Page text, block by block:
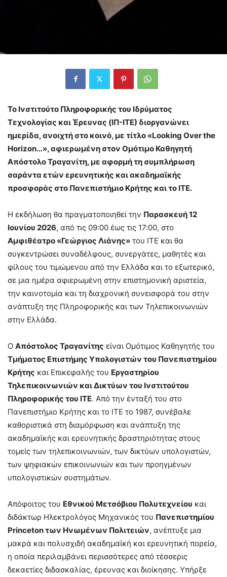
Το Ινστιτούτο Πληροφορικής του Ιδρύματος
Τεχνολογίας και Έρευνας (ΙΠ-ΙΤΕ) διοργανώνει
ημερίδα, ανοιχτή στο κοινό, με τίτλο «Looking Over the
Horizon…», αφιερωμένη στον Ομότιμο Καθηγητή
Απόστολο Τραγανίτη, με αφορμή τη συμπλήρωση
σαράντα ετών ερευνητικής και ακαδημαϊκής
προσφοράς στο Πανεπιστήμιο Κρήτης και το ΙΤΕ.
Η εκδήλωση θα πραγματοποιηθεί την Παρασκευή 12
Ιουνίου 2026, από τις 09:00 έως τις 17:00, στο
Αμφιθέατρο «Γεώργιος Λιάνης» του ΙΤΕ και θα
συγκεντρώσει συναδέλφους, συνεργάτες, μαθητές και
φίλους του τιμώμενου από την Ελλάδα και το εξωτερικό,
σε μια ημέρα αφιερωμένη στην επιστημονική αριστεία,
την καινοτομία και τη διαχρονική συνεισφορά του στην
ανάπτυξη της Πληροφορικής και των Τηλεπικοινωνιών
στην Ελλάδα.
Ο Απόστολος Τραγανίτης είναι Ομότιμος Καθηγητής του
Τμήματος Επιστήμης Υπολογιστών του Πανεπιστημίου
Κρήτης και Επικεφαλής του Εργαστηρίου
Τηλεπικοινωνιών και Δικτύων του Ινστιτούτου
Πληροφορικής του ΙΤΕ. Από την ένταξή του στο
Πανεπιστήμιο Κρήτης και το ΙΤΕ το 1987, συνέβαλε
καθοριστικά στη διαμόρφωση και ανάπτυξη της
ακαδημαϊκής και ερευνητικής δραστηριότητας στους
τομείς των τηλεπικοινωνιών, των δικτύων υπολογιστών,
των ψηφιακών επικοινωνιών και των προηγμένων
υπολογιστικών συστημάτων.
Απόφοιτος του Εθνικού Μετσόβιου Πολυτεχνείου και
διδάκτωρ Ηλεκτρολόγος Μηχανικός του Πανεπιστημίου
Princeton των Ηνωμένων Πολιτειών, ανέπτυξε μια
μακρά και πολυσχιδή ακαδημαϊκή και ερευνητική πορεία,
η οποία περιλαμβάνει περισσότερες από τέσσερις
δεκαετίες διδασκαλίας, έρευνας και διοίκησης. Υπήρξε